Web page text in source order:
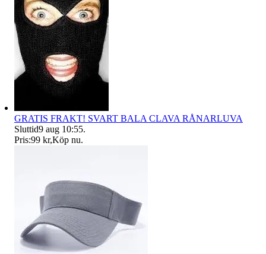
GRATIS FRAKT! SVART BALA CLAVA RÅNARLUVA
Sluttid9 aug 10:55.
Pris:99 kr,Köp nu.